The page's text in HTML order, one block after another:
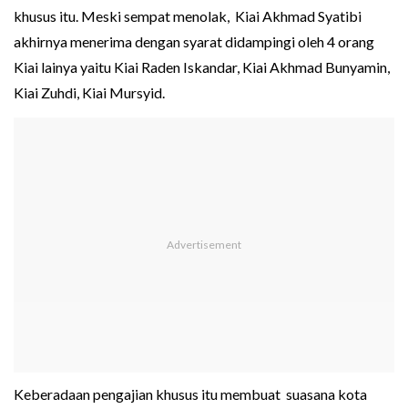
khusus itu. Meski sempat menolak, Kiai Akhmad Syatibi
akhirnya menerima dengan syarat didampingi oleh 4 orang
Kiai lainya yaitu Kiai Raden Iskandar, Kiai Akhmad Bunyamin,
Kiai Zuhdi, Kiai Mursyid.
Keberadaan pengajian khusus itu membuat suasana kota